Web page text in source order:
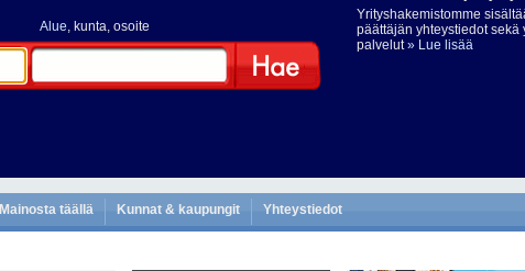
Alue, kunta, osoite
Yrityshakemistomme
päättäjän yhteystiedot sekä
palvelut» Lue lisää
Mainosta täällä Kunnat & kaupungit Yhteystiedot